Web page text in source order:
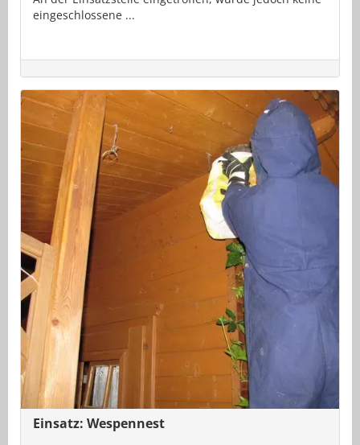
eingeschlossene ...
Einsatz: Wespennest